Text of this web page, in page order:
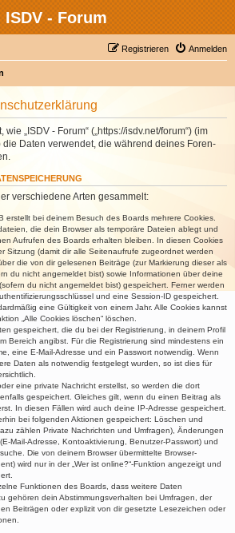
ISDV - Forum
Anmelden
Registrieren
„ISDV - Forum“ („https://isdv.net/forum“) (im
die Daten verwendet, die während deines Foren-
verschiedene Arten gesammelt:
erstellt bei deinem Besuch des Boards mehrere Cookies.
die dein Browser als temporäre Dateien ablegt und
Aufrufen des Boards erhalten bleiben. In diesen Cookies
Sitzung (damit dir alle Seitenaufrufe zugeordnet werden
die von dir gelesenen Beiträge (zur Markierung dieser als
du nicht angemeldet bist) sowie Informationen über deine
du nicht angemeldet bist) gespeichert. Ferner werden
und eine Session-ID gespeichert.
eine Gültigkeit von einem Jahr. Alle Cookies kannst
„Alle Cookies löschen“ löschen.
gespeichert, die du bei der Registrierung, in deinem Profil
Bereich angibst. Für die Registrierung sind mindestens ein
eine E-Mail-Adresse und ein Passwort notwendig. Wenn
Daten als notwendig festgelegt wurden, so ist dies für
eine private Nachricht erstellst, so werden die dort
gespeichert. Gleiches gilt, wenn du einen Beitrag als
In diesen Fällen wird auch deine IP-Adresse gespeichert.
bei folgenden Aktionen gespeichert: Löschen und
zählen Private Nachrichten und Umfragen), Änderungen
Mail-Adresse, Kontoaktivierung, Benutzer-Passwort) und
Die von deinem Browser übermittelte Browser-
wird nur in der „Wer ist online?“-Funktion angezeigt und
Funktionen des Boards, dass weitere Daten
gehören dein Abstimmungsverhalten bei Umfragen, der
Beiträgen oder explizit von dir gesetzte Lesezeichen oder